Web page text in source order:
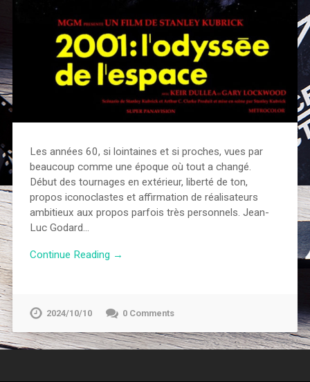
Les années 60, si lointaines et si proches, vues par
beaucoup comme une époque où tout a changé.
Début des tournages en extérieur, liberté de ton,
propos iconoclastes et affirmation de réalisateurs
ambitieux aux propos parfois très personnels. Jean-
Luc Godard…
Continue Reading →
2024/10/10 0 Comments